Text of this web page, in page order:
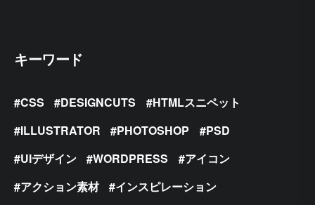
キーワード
CSS DESIGNCUTS
HTMLスニペット
ILLUSTRATOR
PHOTOSHOP
PSD
UIデザイン
WORDPRESS
アイコン
アクション素材
インスピレーション